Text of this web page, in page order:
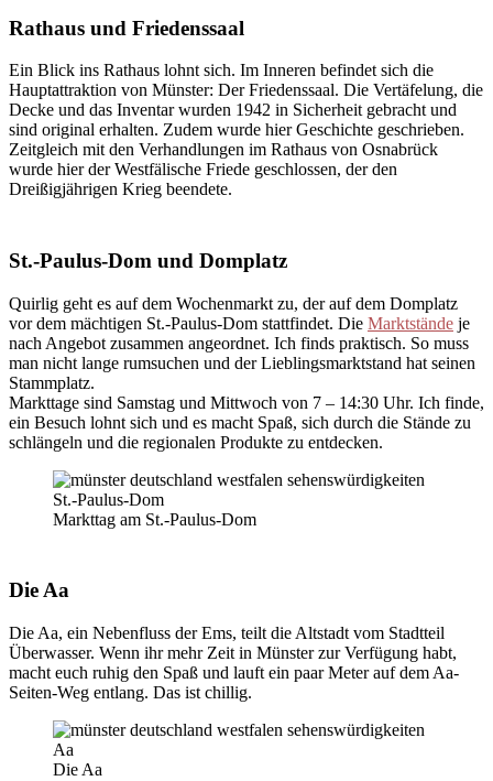
Rathaus und Friedenssaal
Ein Blick ins Rathaus lohnt sich. Im Inneren befindet sich die
Hauptattraktion von Münster: Der Friedenssaal. Die Vertäfelung, die
Decke und das Inventar wurden 1942 in Sicherheit gebracht und
sind original erhalten. Zudem wurde hier Geschichte geschrieben.
Zeitgleich mit den Verhandlungen im Rathaus von Osnabrück
wurde hier der Westfälische Friede geschlossen, der den
Dreißigjährigen Krieg beendete.
St.-Paulus-Dom und Domplatz
Quirlig geht es auf dem Wochenmarkt zu, der auf dem Domplatz
vor dem mächtigen St.-Paulus-Dom stattfindet. Die Marktstände je
nach Angebot zusammen angeordnet. Ich finds praktisch. So muss
man nicht lange rumsuchen und der Lieblingsmarktstand hat seinen
Stammplatz.
Markttage sind Samstag und Mittwoch von 7 – 14:30 Uhr. Ich finde,
ein Besuch lohnt sich und es macht Spaß, sich durch die Stände zu
schlängeln und die regionalen Produkte zu entdecken.
Markttag am St.-Paulus-Dom
Die Aa
Die Aa, ein Nebenfluss der Ems, teilt die Altstadt vom Stadtteil
Überwasser. Wenn ihr mehr Zeit in Münster zur Verfügung habt,
macht euch ruhig den Spaß und lauft ein paar Meter auf dem Aa-
Seiten-Weg entlang. Das ist chillig.
Die Aa